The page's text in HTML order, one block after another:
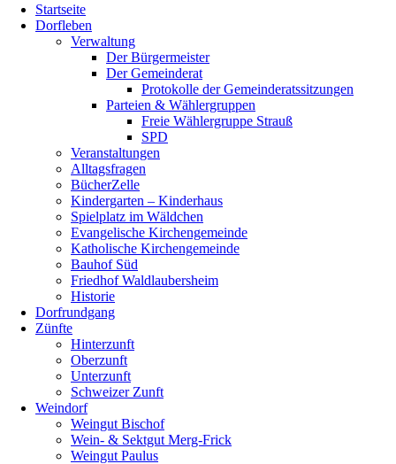
oben
scrollen
Startseite
Dorfleben
Verwaltung
Der Bürgermeister
Der Gemeinderat
Protokolle der Gemeinderatssitzungen
Parteien & Wählergruppen
Freie Wählergruppe Strauß
SPD
Veranstaltungen
Alltagsfragen
BücherZelle
Kindergarten – Kinderhaus
Spielplatz im Wäldchen
Evangelische Kirchengemeinde
Katholische Kirchengemeinde
Bauhof Süd
Friedhof Waldlaubersheim
Historie
Dorfrundgang
Zünfte
Hinterzunft
Oberzunft
Unterzunft
Schweizer Zunft
Weindorf
Weingut Bischof
Wein- & Sektgut Merg-Frick
Weingut Paulus